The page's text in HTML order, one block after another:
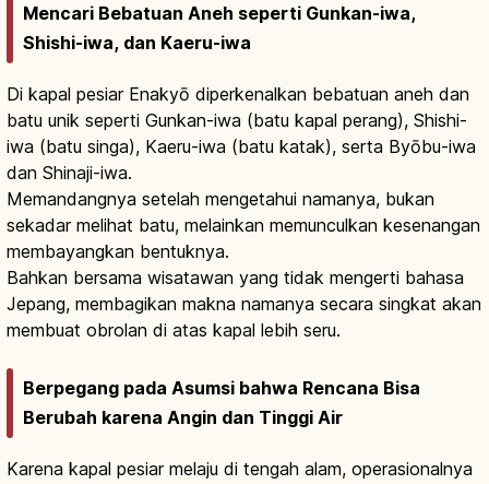
Mencari Bebatuan Aneh seperti Gunkan-iwa,
Shishi-iwa, dan Kaeru-iwa
Di kapal pesiar Enakyō diperkenalkan bebatuan aneh dan
batu unik seperti Gunkan-iwa (batu kapal perang), Shishi-
iwa (batu singa), Kaeru-iwa (batu katak), serta Byōbu-iwa
dan Shinaji-iwa.
Memandangnya setelah mengetahui namanya, bukan
sekadar melihat batu, melainkan memunculkan kesenangan
membayangkan bentuknya.
Bahkan bersama wisatawan yang tidak mengerti bahasa
Jepang, membagikan makna namanya secara singkat akan
membuat obrolan di atas kapal lebih seru.
Berpegang pada Asumsi bahwa Rencana Bisa
Berubah karena Angin dan Tinggi Air
Karena kapal pesiar melaju di tengah alam, operasionalnya